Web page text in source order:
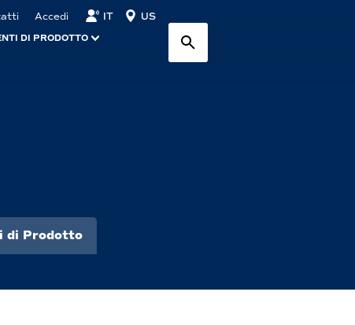
Accedi IT US
DI PRODOTTO
di Prodotto